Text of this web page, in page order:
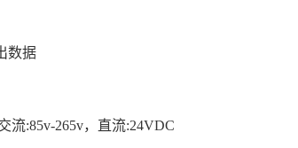
数据
流:85v-265v，直流:24VDC